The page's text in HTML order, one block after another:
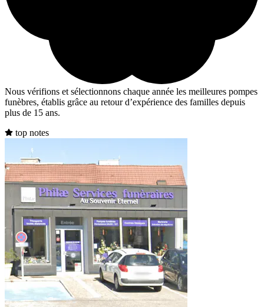
Nous vérifions et sélectionnons chaque année les meilleures pompes
funèbres, établis grâce au retour d’expérience des familles depuis
plus de 15 ans.
top notes